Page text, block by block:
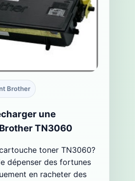
Brother
une
TN3060
toner TN3060?
dépenser des fortunes
en racheter des